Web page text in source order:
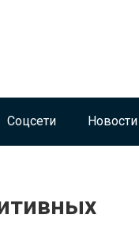
Соцсети Новости